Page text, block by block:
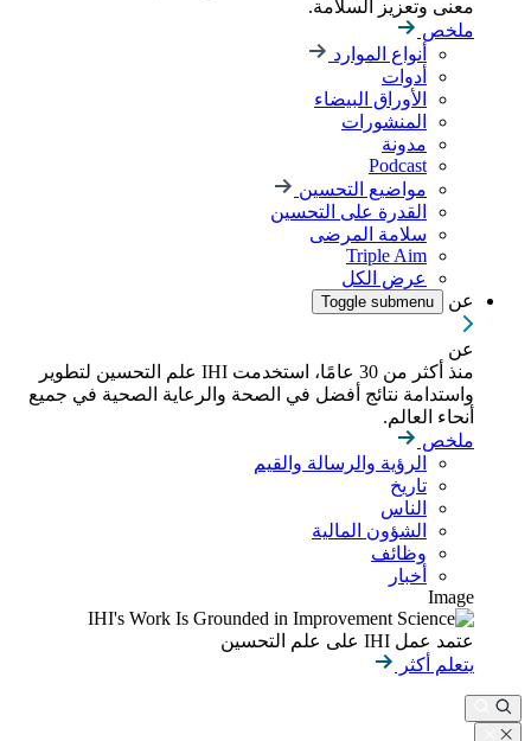
معنى وتعزيز السلامة.
ملخص
أنواع الموارد
أدوات
الأوراق البيضاء
المنشورات
مدونة
Podcast
مواضيع التحسين
القدرة على التحسين
سلامة المرضى
Triple Aim
عرض الكل
عن
Toggle submenu
عن
منذ أكثر من 30 عامًا، استخدمت IHI علم التحسين لتطوير
واستدامة نتائج أفضل في الصحة والرعاية الصحية في جميع
أنحاء العالم.
ملخص
الرؤية والرسالة والقيم
تاريخ
الناس
الشؤون المالية
وظائف
أخبار
Image
عتمد عمل IHI على علم التحسين
يتعلم أكثر